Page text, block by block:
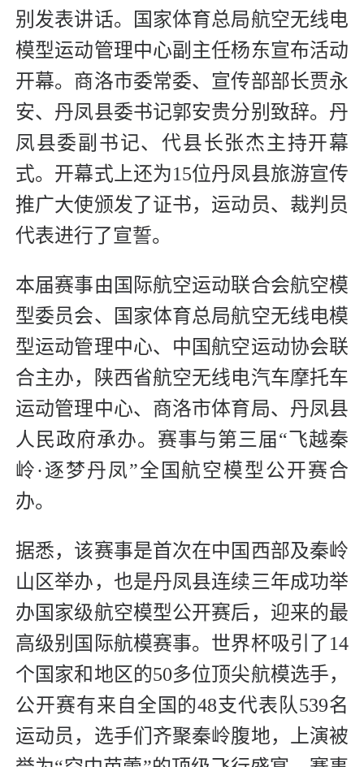
别发表讲话。国家体育总局航空无线电
模型运动管理中心副主任杨东宣布活动
开幕。商洛市委常委、宣传部部长贾永
安、丹凤县委书记郭安贵分别致辞。丹
凤县委副书记、代县长张杰主持开幕
式。开幕式上还为15位丹凤县旅游宣传
推广大使颁发了证书，运动员、裁判员
代表进行了宣誓。
本届赛事由国际航空运动联合会航空模
型委员会、国家体育总局航空无线电模
型运动管理中心、中国航空运动协会联
合主办，陕西省航空无线电汽车摩托车
运动管理中心、商洛市体育局、丹凤县
人民政府承办。赛事与第三届“飞越秦
岭·逐梦丹凤”全国航空模型公开赛合
办。
据悉，该赛事是首次在中国西部及秦岭
山区举办，也是丹凤县连续三年成功举
办国家级航空模型公开赛后，迎来的最
高级别国际航模赛事。世界杯吸引了14
个国家和地区的50多位顶尖航模选手，
公开赛有来自全国的48支代表队539名
运动员，选手们齐聚秦岭腹地，上演被